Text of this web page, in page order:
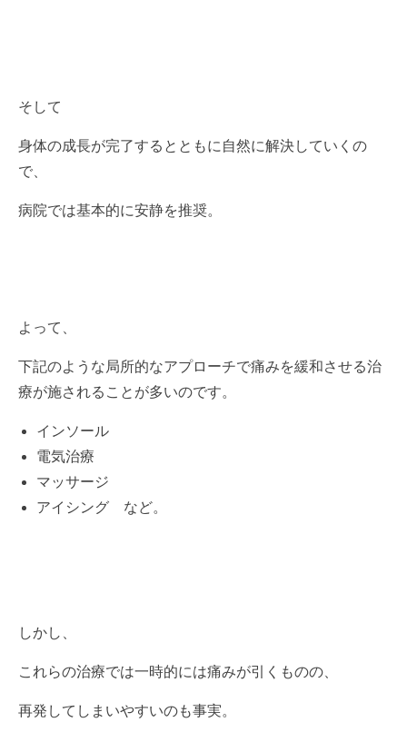
そして
身体の成長が完了するとともに自然に解決していくの
で、
病院では基本的に安静を推奨。
よって、
下記のような局所的なアプローチで痛みを緩和させる治
療が施されることが多いのです。
インソール
電気治療
マッサージ
アイシング など。
しかし、
これらの治療では一時的には痛みが引くものの、
再発してしまいやすいのも事実。